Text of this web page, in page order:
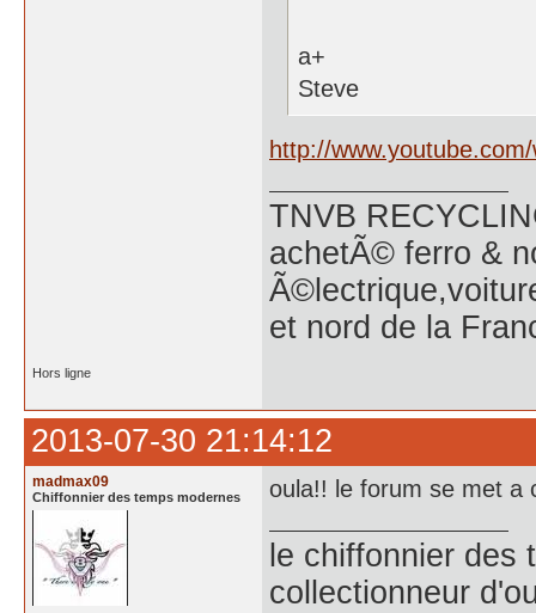
a+
Steve
http://
TNVB
achetÃ© ferro &
et nord de la
Hors ligne
2013-07-30 21:14:12
madmax09
Chiffonnier des temps modernes oula!! le forum se met
le chiffonnier des
collectionneur